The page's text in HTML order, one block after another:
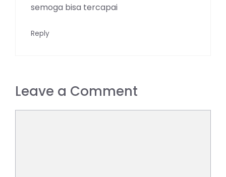
semoga bisa tercapai
Reply
Leave a Comment